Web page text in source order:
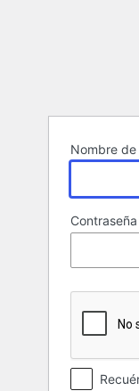
Nombre
Contraseña